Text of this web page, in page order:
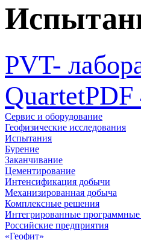
PVT-
QuartetPDF
Сервис и оборудование
Геофизические исследования
Испытания
Бурение
Заканчивание
Цементирование
Интенсификация добычи
Механизированная добыча
Комплексные решения
Интегрированные
Российские предприятия
«Геофит»